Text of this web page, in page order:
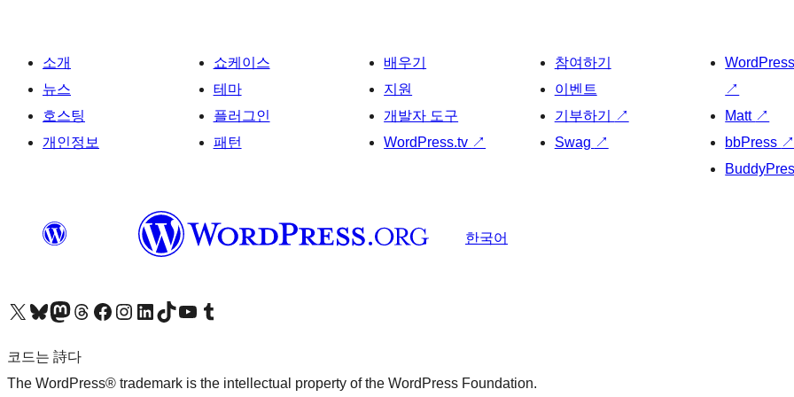
소개
뉴스
호스팅
개인정보
쇼케이스
테마
플러그인
패턴
배우기
지원
개발자 도구
WordPress.tv ↗
참여하기
이벤트
기부하기
↗
Swag ↗
↗
Matt ↗
bbPress ↗
한국어
X(이전 트위터) 계정 방문하기블루스카이 계정 방문하기마스토돈 계정 방문하기스레드 계정 방문하기 페이스북 페이지 방문하기인스타그램 계정 방문하기 LinkedIn 계정 방문하기틱톡 계정 방문하기유튜브 채널 방문하기 텀블러 계정 방문하기
코드는 詩다
The WordPress® trademark is the intellectual property of the WordPress Foundation.